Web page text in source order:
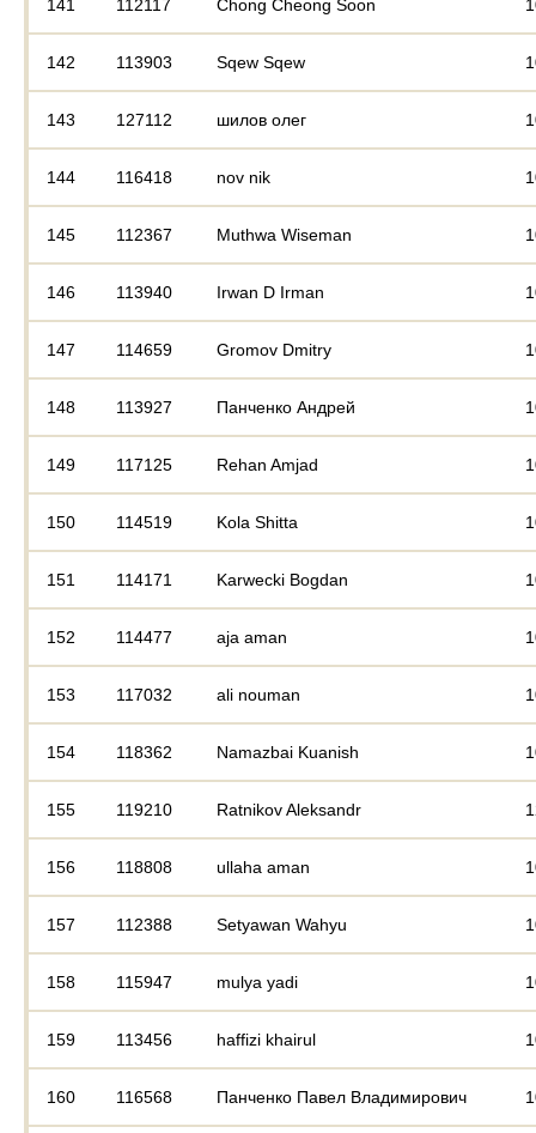
141 112117 Chong Cheong Soon
142 113903 Sqew Sqew
143 127112 шилов олег
144 116418 nov nik
145 112367 Muthwa Wiseman
146 113940 Irwan D Irman
147 114659 Gromov Dmitry
148 113927 Панченко Андрей
149 117125 Rehan Amjad
150 114519 Kola Shitta
151 114171 Karwecki Bogdan
152 114477 aja aman
153 117032 ali nouman
154 118362 Namazbai Kuanish
155 119210 Ratnikov Aleksandr
156 118808 ullaha aman
157 112388 Setyawan Wahyu
158 115947 mulya yadi
159 113456 haffizi khairul
160 116568 Панченко Павел Владимирович